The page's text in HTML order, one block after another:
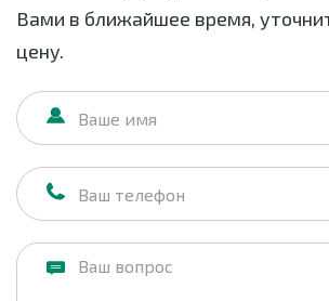
Вами в ближайшее время,
цену.